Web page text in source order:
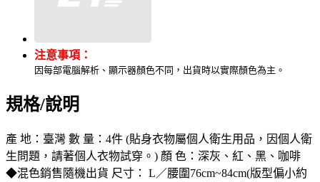
注意事項：
因每部電腦解析、顯示器顏色不同，出貨時以實際顏色為主。
規格/說明
產 地：臺灣 數 量：4件 (貼身衣物屬個人衛生用品，因個人衛
生問題，請著個人衣物試穿。) 顏 色：深灰、紅、黑、咖啡
◆混色銷售隨機出貨 尺寸： L／腰圍76cm~84cm(版型偏小約